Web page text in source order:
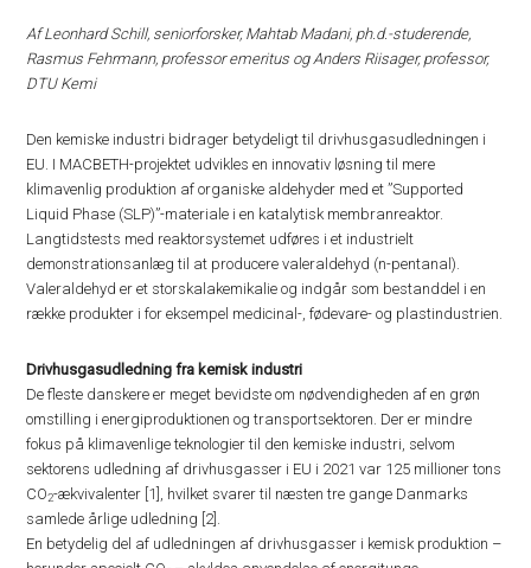
Af Leonhard Schill, seniorforsker, Mahtab Madani, ph.d.-studerende,
Rasmus Fehrmann, professor emeritus og Anders Riisager, professor,
DTU Kemi
Den kemiske industri bidrager betydeligt til drivhusgasudledningen i
EU. I MACBETH-projektet udvikles en innovativ løsning til mere
klimavenlig produktion af organiske aldehyder med et ”Supported
Liquid Phase (SLP)”-materiale i en katalytisk membranreaktor.
Langtidstests med reaktorsystemet udføres i et industrielt
demonstrationsanlæg til at producere valeraldehyd (n-pentanal).
Valeraldehyd er et storskalakemikalie og indgår som bestanddel i en
række produkter i for eksempel medicinal-, fødevare- og plastindustrien.
Drivhusgasudledning fra kemisk industri
De fleste danskere er meget bevidste om nødvendigheden af en grøn
omstilling i energiproduktionen og transportsektoren. Der er mindre
fokus på klimavenlige teknologier til den kemiske industri, selvom
sektorens udledning af drivhusgasser i EU i 2021 var 125 millioner tons
CO2-ækvivalenter [1], hvilket svarer til næsten tre gange Danmarks
samlede årlige udledning [2].
En betydelig del af udledningen af drivhusgasser i kemisk produktion –